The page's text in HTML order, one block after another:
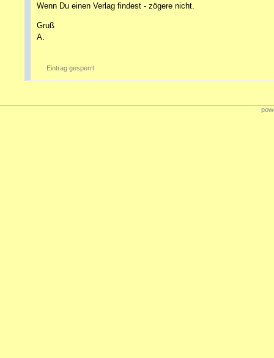
Wenn Du einen Verlag findest - zögere nicht.
Gruß
A.
Eintrag gesperrt